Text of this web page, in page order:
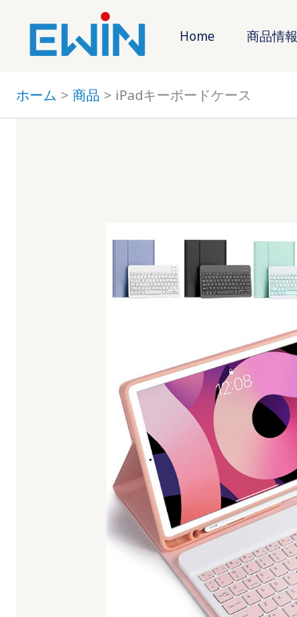
ッ
Home 商品情報
ホーム 商品 iPadキーボードケース